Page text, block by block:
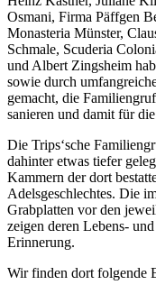
Osmani, Firma Päffgen
Monasteria Münster,
Schmale, Scuderia
und Albert Zingsheim
sowie durch
gemacht, die
sanieren und damit für
Die Trips‘sche
dahinter etwas tiefer
Kammern der dort
Adelsgeschlechtes. Die
Grabplatten vor den
zeigen deren Lebens-
Erinnerung.
Wir finden dort folgende